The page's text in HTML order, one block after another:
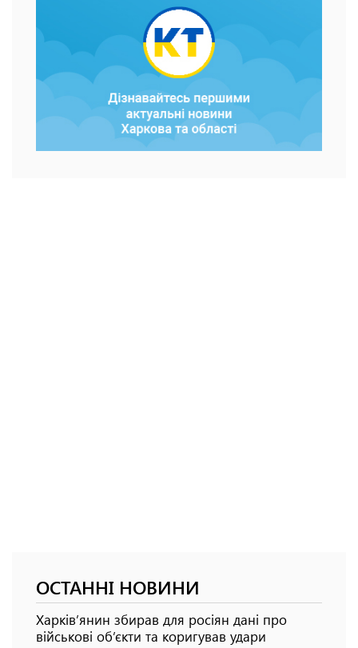
ОСТАННІ НОВИНИ
Харків’янин збирав для росіян дані про
військові об’єкти та коригував удари